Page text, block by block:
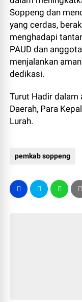
Soppeng dan
yang cerdas,
menghadapi
PAUD dan
menjalankan
dedikasi.
Turut Hadir dalam
Daerah, Para
Lurah.
pemkab soppeng